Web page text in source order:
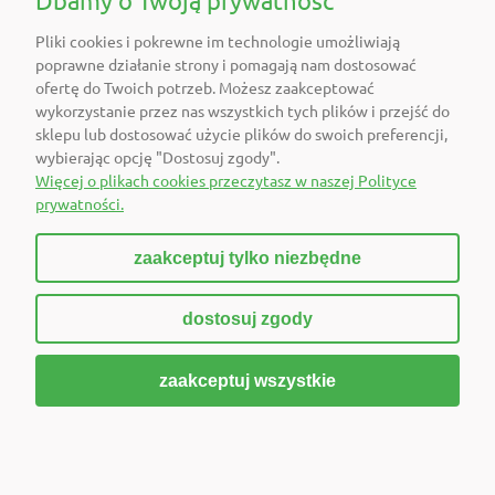
O FIRMIE
POLECAMY
DOŁĄCZ DO NAS
Sklep internetowy Shoper Premium
Pliki cookies i pokrewne im technologie umożliwiają
poprawne działanie strony i pomagają nam dostosować
ofertę do Twoich potrzeb. Możesz zaakceptować
wykorzystanie przez nas wszystkich tych plików i przejść do
sklepu lub dostosować użycie plików do swoich preferencji,
wybierając opcję "Dostosuj zgody".
Więcej o plikach cookies przeczytasz w naszej Polityce
prywatności.
zaakceptuj tylko niezbędne
dostosuj zgody
zaakceptuj wszystkie